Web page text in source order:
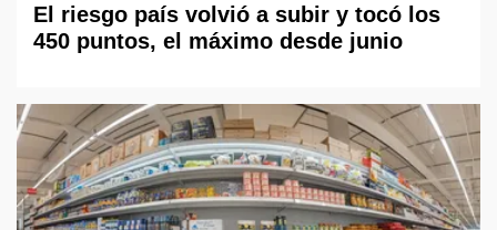
El riesgo país volvió a subir y tocó los
450 puntos, el máximo desde junio